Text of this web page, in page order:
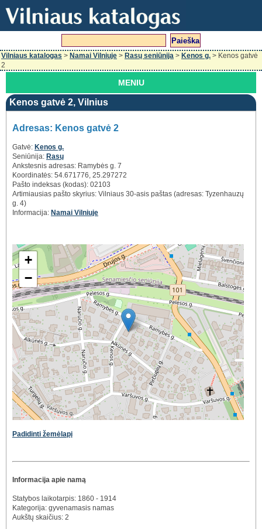
Vilniaus katalogas > Namai Vilniuje > Rasų seniūnija > Kenos g. > Kenos gatvė
2
MENIU
Kenos gatvė 2, Vilnius
Adresas: Kenos gatvė 2
Gatvė: Kenos g.
Seniūnija: Rasų
Ankstesnis adresas: Ramybės g. 7
Koordinatės: 54.671776, 25.297272
Pašto indeksas (kodas): 02103
Artimiausias pašto skyrius: Vilniaus 30-asis paštas (adresas: Tyzenhauzų
g. 4)
Informacija: Namai Vilniuje
+
−
Padidinti žemėlapį
Informacija apie namą
Statybos laikotarpis: 1860 - 1914
Kategorija: gyvenamasis namas
Aukštų skaičius: 2